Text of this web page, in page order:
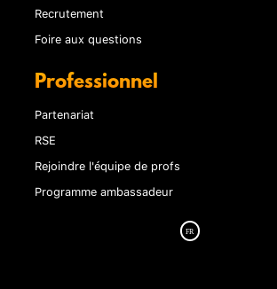
Recrutement
Foire aux questions
Professionnel
Partenariat
RSE
Rejoindre l'équipe de profs
Programme ambassadeur